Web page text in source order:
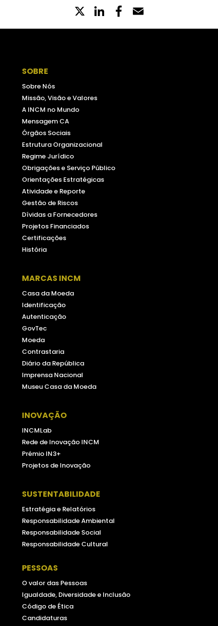
X LinkedIn
Partilhe
no
SOBRE
Sobre Nós
Missão, Visão e Valores
A INCM no Mundo
Mensagem CA
Órgãos Sociais
Estrutura Organizacional
Regime Jurídico
Obrigações e Serviço Público
Orientações Estratégicas
Atividade e Reporte
Gestão de Riscos
Dívidas a Fornecedores
Projetos Financiados
Certificações
História
MARCAS INCM
Casa da Moeda
Identificação
Autenticação
GovTec
Moeda
Contrastaria
Diário da República
Imprensa Nacional
Museu Casa da Moeda
INOVAÇÃO
INCMLab
Rede de Inovação INCM
Prémio IN3+
Projetos de Inovação
SUSTENTABILIDADE
Estratégia e Relatórios
Responsabilidade Ambiental
Responsabilidade Social
Responsabilidade Cultural
PESSOAS
O valor das Pessoas
Igualdade, Diversidade e Inclusão
Código de Ética
Candidaturas